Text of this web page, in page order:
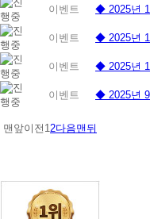
이벤트 ◆ 2025년
이벤트 ◆ 2025년
이벤트 ◆ 2025년
이벤트 ◆ 2025년
맨앞이전 1 2다음맨뒤